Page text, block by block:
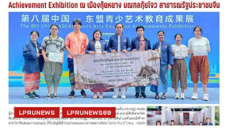
LPRUNEWS LPRUNEWS69